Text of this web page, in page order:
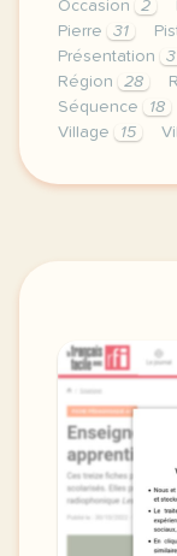
Occasion
2
Pierre
31
Présentation
Région
28
Séquence
18
Village
15
le respect